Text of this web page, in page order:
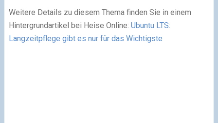
Weitere Details zu diesem Thema finden Sie in einem
Hintergrundartikel bei Heise Online: Ubuntu LTS:
Langzeitpflege gibt es nur für das Wichtigste